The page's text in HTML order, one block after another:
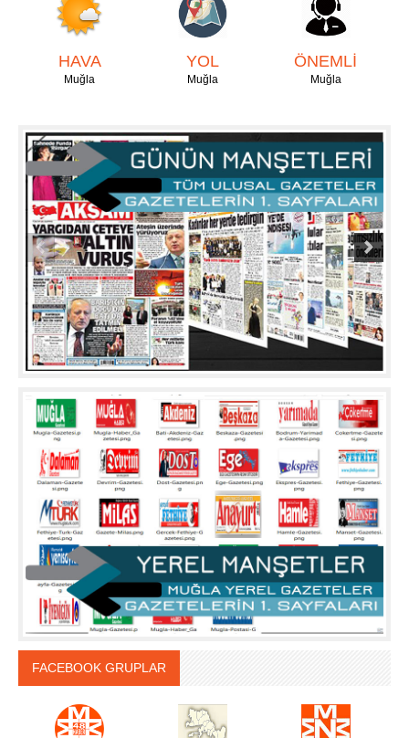
HAVA
Muğla
YOL
Muğla
ÖNEMLİ
Muğla
FACEBOOK GRUPLAR